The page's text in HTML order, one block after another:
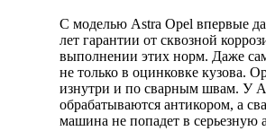
С моделью Astra Opel впервые
лет гарантии от сквозной
выполнении этих норм. Даже
не только в оцинковке кузова.
изнутри и по сварным швам. У
обрабатываются антикором, а
машина не попадет в серьезную